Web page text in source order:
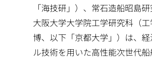
「海技研」）、常石造船昭島
大阪大学大学院工学研究科（
博、以下「京都大学」）は、
ル技術を用いた高性能次世代